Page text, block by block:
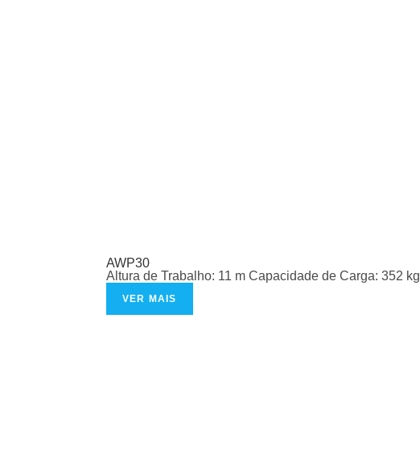
AWP30
Altura de Trabalho: 11 m Capacidade de Carga: 352 kg
VER MAIS